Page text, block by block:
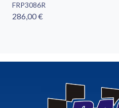
FRP3086R
286,00 €